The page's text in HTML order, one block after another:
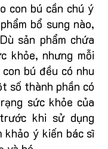
con bú cần chú ý
bổ sung nào,
sản phẩm chứa
khỏe, nhưng mỗi
bú đều có nhu
số thành phần có
sức khỏe của
khi sử dụng
khảo ý kiến bác sĩ